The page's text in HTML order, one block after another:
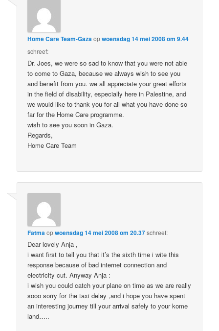
Home Care Team-Gazaopwoensdag 14 mei 2008 om 9.44
schreef:
Dr. Joes, we were so sad to know that you were not able
to come to Gaza, because we always wish to see you
and benefit from you. we all appreciate your great efforts
in the field of disability, especially here in Palestine, and
we would like to thank you for all what you have done so
far for the Home Care programme.
wish to see you soon in Gaza.
Regards,
Home Care Team
Fatmaopwoensdag 14 mei 2008 om 20.37schreef:
Dear lovely Anja ,
i want first to tell you that it’s the sixth time i wite this
response because of bad internet connection and
electricity cut. Anyway Anja :
i wish you could catch your plane on time as we are really
sooo sorry for the taxi delay ,and i hope you have spent
an interesting journey till your arrival safely to your kome
land…..